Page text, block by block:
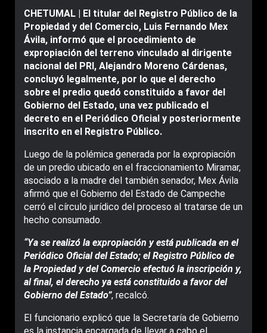
CHETUMAL | El titular del Registro Público de la
Propiedad y del Comercio, Luis Fernando Mex
Ávila, informó que el procedimiento de
expropiación del terreno vinculado al dirigente
nacional del PRI, Alejandro Moreno Cárdenas,
concluyó legalmente, por lo que el derecho
sobre el predio quedó constituido a favor del
Gobierno del Estado, una vez publicado el
decreto en el Periódico Oficial y posteriormente
inscrito en el Registro Público.
Luego de la polémica generada por la expropiación
de un predio ubicado en el fraccionamiento Miramar,
asociado a la madre del también senador, Mex Ávila
afirmó que el Gobierno del Estado de Campeche
cerró el círculo jurídico del proceso al tratarse de un
hecho consumado.
“Ya se realizó la expropiación y está publicada en el
Periódico Oficial del Estado; el Registro Público de
la Propiedad y del Comercio efectuó la inscripción y,
al final, el derecho ya está constituido a favor del
Gobierno del Estado”, recalcó.
El funcionario explicó que la Secretaría de Gobierno